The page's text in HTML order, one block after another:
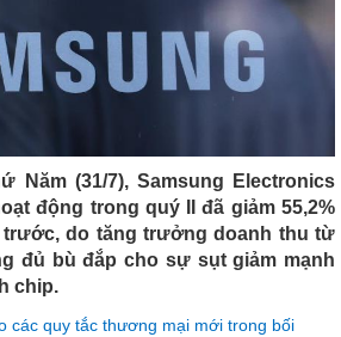
Năm (31/7), Samsung Electronics
động trong quý II đã giảm 55,2%
do tăng trưởng doanh thu từ
đủ bù đắp cho sự sụt giảm mạnh
chip.
các quy tắc thương mại mới trong bối